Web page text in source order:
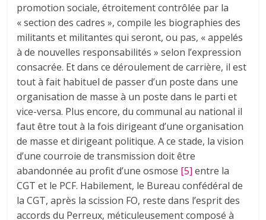
promotion sociale, étroitement contrôlée par la
« section des cadres », compile les biographies des
militants et militantes qui seront, ou pas, « appelés
à de nouvelles responsabilités » selon l’expression
consacrée. Et dans ce déroulement de carrière, il est
tout à fait habituel de passer d’un poste dans une
organisation de masse à un poste dans le parti et
vice-versa. Plus encore, du communal au national il
faut être tout à la fois dirigeant d’une organisation
de masse et dirigeant politique. A ce stade, la vision
d’une courroie de transmission doit être
abandonnée au profit d’une osmose [5] entre la
CGT et le PCF. Habilement, le Bureau confédéral de
la CGT, après la scission FO, reste dans l’esprit des
accords du Perreux, méticuleusement composé à